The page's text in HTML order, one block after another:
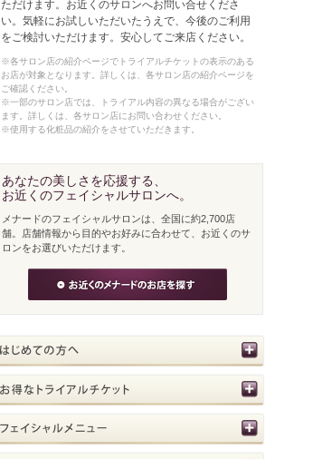
ただけます。お近くのサロンへお問い合せくださ
い。気軽にお試しいただいたうえで、今後のご利用
をご検討いただけます。安心してご来店ください。
※各サロン店の紹介ページでトライアルチケットの表示のある
お店が対象となります。詳しくは、各サロン店の紹介ページを
ご確認ください。
※一部のサロン店では、トライアル内容の異なる場合がござい
ます。詳しくは、各サロン店にお問い合わせください。
※使用する化粧品の紹介をさせていただきます。
あなたの美しさを応援する、
お近くのフェイシャルサロンへ。
メナードのフェイシャルサロンは、全国に約2,700店
舗。店舗情報から目的やお好みに合わせて、お近くのサ
ロンをお選びいただけます。